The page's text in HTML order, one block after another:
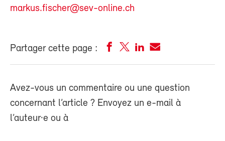
markus.fischer@sev-online.ch
Partager cette page :
Avez-vous un commentaire ou une question
concernant l’article ? Envoyez un e-mail à
l’auteur·e ou à